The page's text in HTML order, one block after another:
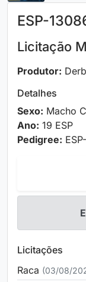
ESP-
Licitação
Produtor:
Detalhes
Sexo: Macho
Ano: 19 ESP
Pedigree:
Licitações
Raca (03/08/